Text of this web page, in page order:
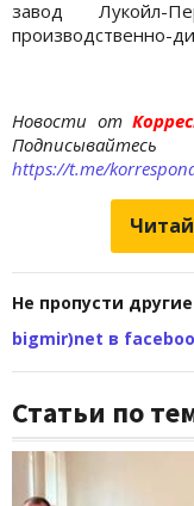
завод Лукойл-
производственно-
Новости от
https://t.me/
Не пропусти
bigmir)net в
Статьи по